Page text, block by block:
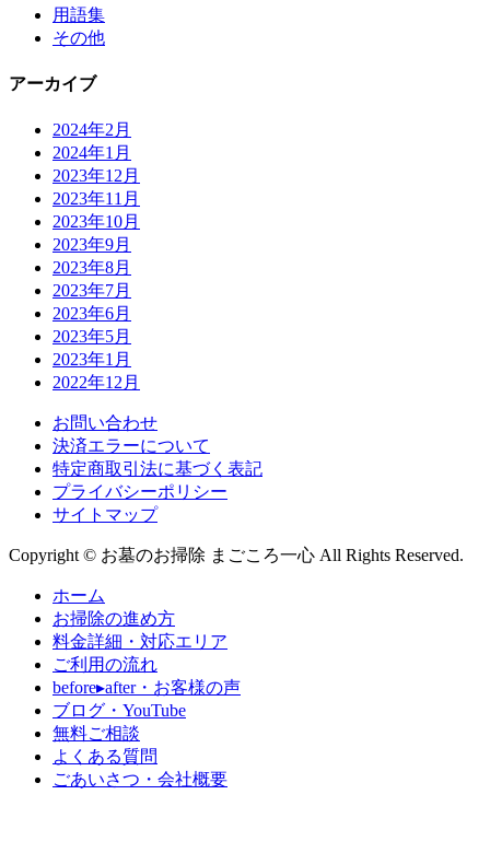
用語集
その他
アーカイブ
2024年2月
2024年1月
2023年12月
2023年11月
2023年10月
2023年9月
2023年8月
2023年7月
2023年6月
2023年5月
2023年1月
2022年12月
お問い合わせ
決済エラーについて
特定商取引法に基づく表記
プライバシーポリシー
サイトマップ
Copyright © お墓のお掃除 まごころ一心 All Rights Reserved.
ホーム
お掃除の進め方
料金詳細・ 対応エリア
ご利用の流れ
before▸after・ お客様の声
ブログ・ YouTube
無料ご相談
よくある質問
ごあいさつ・ 会社概要